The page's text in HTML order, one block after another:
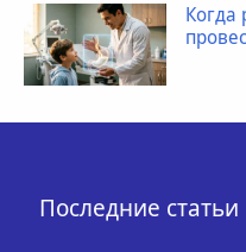
Когда
Последние статьи